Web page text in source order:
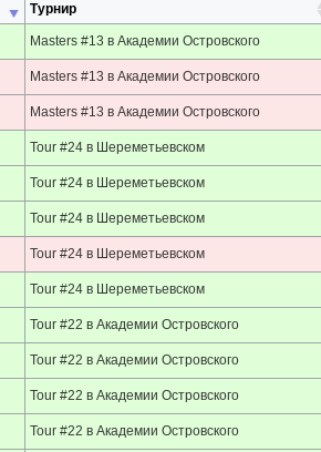
Турнир
Masters #13 в Академии Островского
Masters #13 в Академии Островского
Masters #13 в Академии Островского
Tour #24 в Шереметьевском
Tour #24 в Шереметьевском
Tour #24 в Шереметьевском
Tour #24 в Шереметьевском
Tour #24 в Шереметьевском
Tour #22 в Академии Островского
Tour #22 в Академии Островского
Tour #22 в Академии Островского
Tour #22 в Академии Островского